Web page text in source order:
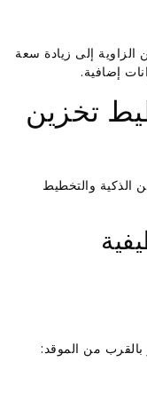
إلى زيادة سعة
إضافية.
تخزين
الذكية والتخطيط
من الموقد: